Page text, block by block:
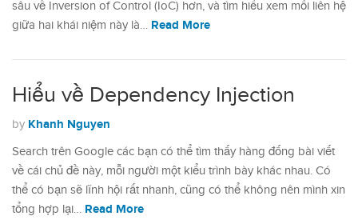
sâu về Inversion of Control (IoC) hơn, và tìm hiểu xem mối liên hệ
giữa hai khái niệm này là… Read More
Hiểu về Dependency Injection
by Khanh Nguyen
Search trên Google các bạn có thể tìm thấy hàng đống bài viết
về cái chủ đề này, mỗi người một kiểu trình bày khác nhau. Có
thể có bạn sẽ lĩnh hội rất nhanh, cũng có thể không nên mình xin
tổng hợp lại… Read More